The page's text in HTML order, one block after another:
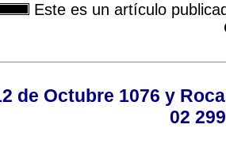
Este es un artículo
de Octubre 1076 y
02